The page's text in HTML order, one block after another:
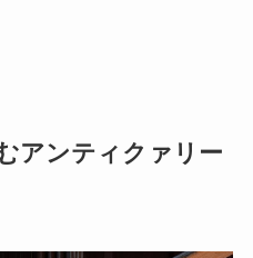
アンティクァリー